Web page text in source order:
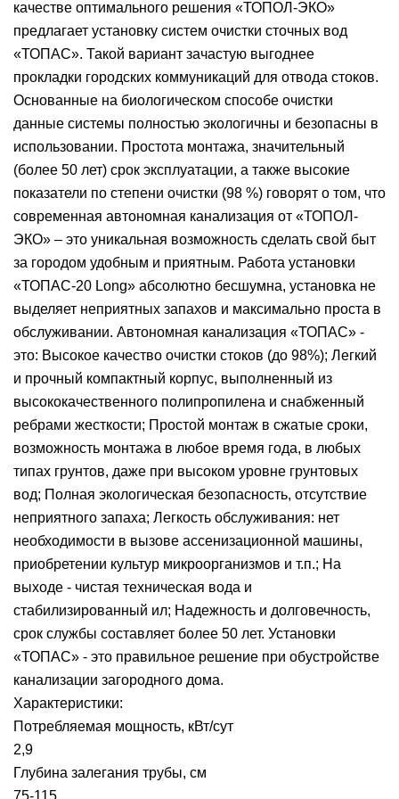
качестве оптимального решения «ТОПОЛ-ЭКО»
предлагает установку систем очистки сточных вод
«ТОПАС». Такой вариант зачастую выгоднее
прокладки городских коммуникаций для отвода стоков.
Основанные на биологическом способе очистки
данные системы полностью экологичны и безопасны в
использовании. Простота монтажа, значительный
(более 50 лет) срок эксплуатации, а также высокие
показатели по степени очистки (98 %) говорят о том, что
современная автономная канализация от «ТОПОЛ-
ЭКО» – это уникальная возможность сделать свой быт
за городом удобным и приятным. Работа установки
«ТОПАС-20 Long» абсолютно бесшумна, установка не
выделяет неприятных запахов и максимально проста в
обслуживании. Автономная канализация «ТОПАС» -
это: Высокое качество очистки стоков (до 98%); Легкий
и прочный компактный корпус, выполненный из
высококачественного полипропилена и снабженный
ребрами жесткости; Простой монтаж в сжатые сроки,
возможность монтажа в любое время года, в любых
типах грунтов, даже при высоком уровне грунтовых
вод; Полная экологическая безопасность, отсутствие
неприятного запаха; Легкость обслуживания: нет
необходимости в вызове ассенизационной машины,
приобретении культур микроорганизмов и т.п.; На
выходе - чистая техническая вода и
стабилизированный ил; Надежность и долговечность,
срок службы составляет более 50 лет. Установки
«ТОПАС» - это правильное решение при обустройстве
канализации загородного дома.
Характеристики:
Потребляемая мощность, кВт/сут
2,9
Глубина залегания трубы, см
75-115